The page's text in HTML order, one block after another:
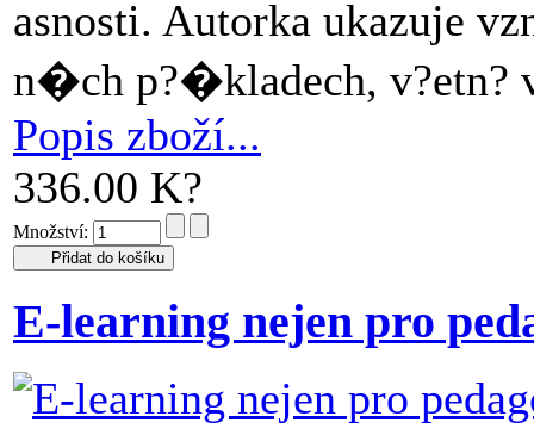
asnosti. Autorka ukazuje
n�ch p?�kladech,
Popis zboží...
336.00 K?
Množství:
E-learning nejen pro